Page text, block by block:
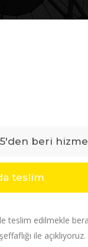
beri
teslim
teslim edilmekle
ile açıklıyoruz.